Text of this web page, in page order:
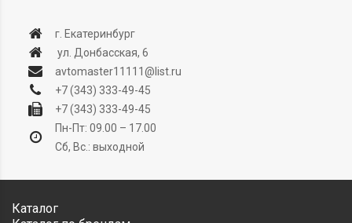
г. Екатеринбург
ул. Донбасская, 6
avtomaster11111@list.ru
+7 (343) 333-49-45
+7 (343) 333-49-45
Пн-Пт: 09.00 – 17.00
Сб, Вс.: выходной
Каталог